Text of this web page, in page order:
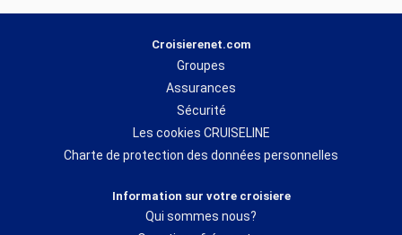
Croisierenet.com
Groupes
Assurances
Sécurité
Les cookies CRUISELINE
Charte de protection des données personnelles
Information sur votre croisiere
Qui sommes nous?